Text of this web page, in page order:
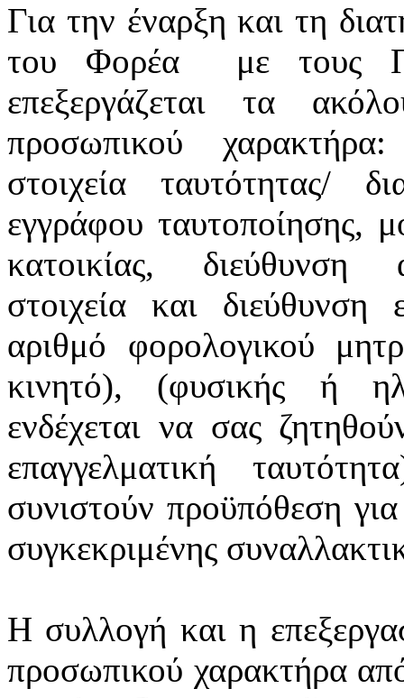
Για την έναρξη και τη
του Φορέα
με τους
επεξεργάζεται τα
προσωπικού
στοιχεία ταυτότητας/
εγγράφου ταυτοποίησης,
κατοικίας, διεύθυνση
στοιχεία και διεύθυνση
αριθμό φορολογικού
κινητό), (φυσικής ή
ενδέχεται να σας
επαγγελματική
συνιστούν προϋπόθεση
συγκεκριμένης
Η συλλογή και η
προσωπικού χαρακτήρα